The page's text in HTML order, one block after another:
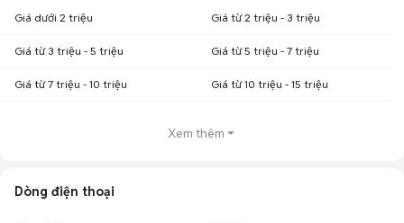
Giá dưới 2 triệu Giá từ 2 triệu - 3 triệu
Giá từ 3 triệu - 5 triệu Giá từ 5 triệu - 7 triệu
Giá từ 7 triệu - 10 triệu Giá từ 10 triệu - 15 triệu
Xem thêm
Dòng điện thoại